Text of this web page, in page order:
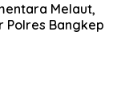
Melaut,
Polres Bangkep